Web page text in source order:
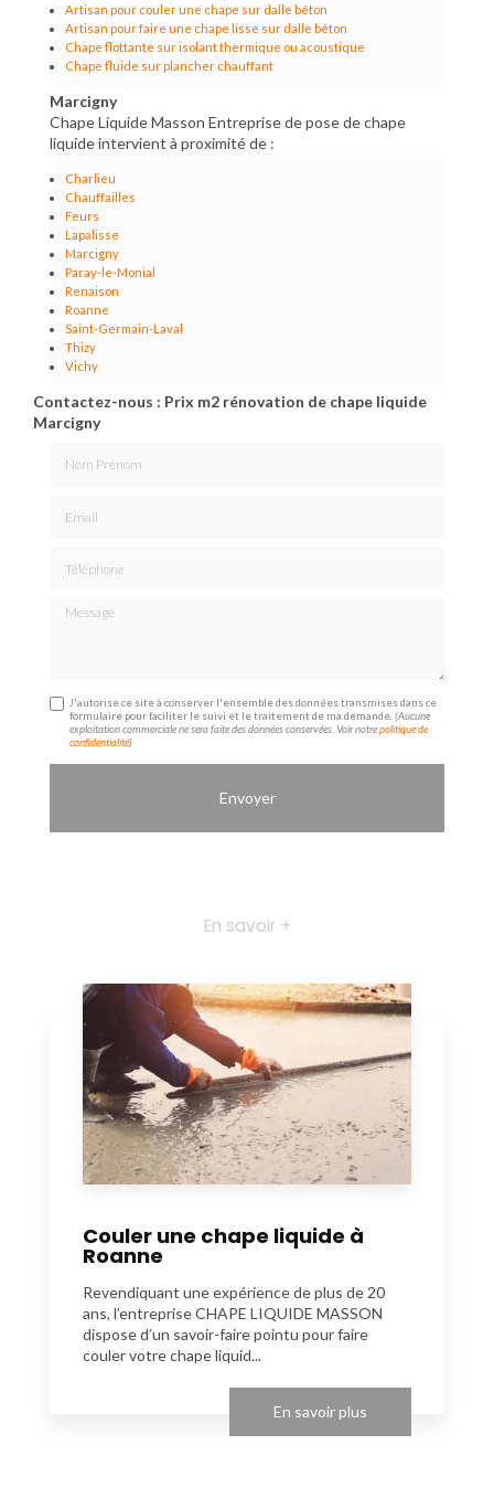
Artisan pour couler une chape sur dalle béton
Artisan pour faire une chape lisse sur dalle béton
Chape flottante sur isolant thermique ou acoustique
Chape fluide sur plancher chauffant
Marcigny
Chape Liquide Masson Entreprise de pose de chape
liquide intervient à proximité de :
Charlieu
Chauffailles
Feurs
Lapalisse
Marcigny
Paray-le-Monial
Renaison
Roanne
Saint-Germain-Laval
Thizy
Vichy
Contactez-nous : Prix m2 rénovation de chape liquide
Marcigny
Message
J'autorise ce site à conserver l'ensemble des données transmises dans ce
formulaire pour faciliter le suivi et le traitement de ma demande.(Aucune
exploitation commerciale ne sera faite des données conservées. Voir notrepolitique de
confidentialité)
En savoir +
Couler une chape liquide à
Roanne
Revendiquant une expérience de plus de 20
ans, l’entreprise CHAPE LIQUIDE MASSON
dispose d’un savoir-faire pointu pour faire
couler votre chape liquid...
En savoir plus